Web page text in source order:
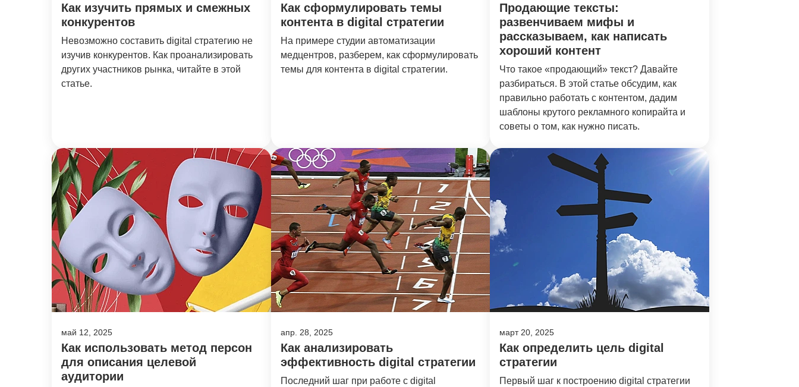
Как изучить прямых и смежных
конкурентов
Невозможно составить digital стратегию не
изучив конкурентов. Как проанализировать
других участников рынка, читайте в этой
статье.
Как сформулировать темы
контента в digital стратегии
На примере студии автоматизации
медцентров, разберем, как сформулировать
темы для контента в digital стратегии.
Продающие тексты:
развенчиваем мифы и
рассказываем, как написать
хороший контент
Что такое «продающий» текст? Давайте
разбираться. В этой статье обсудим, как
правильно работать с контентом, дадим
шаблоны крутого рекламного копирайта и
советы о том, как нужно писать.
май 12, 2025
Как использовать метод персон
для описания целевой
аудитории
апр. 28, 2025
Как анализировать
эффективность digital стратегии
Последний шаг при работе с digital
март 20, 2025
Как определить цель digital
стратегии
Первый шаг к построению digital стратегии